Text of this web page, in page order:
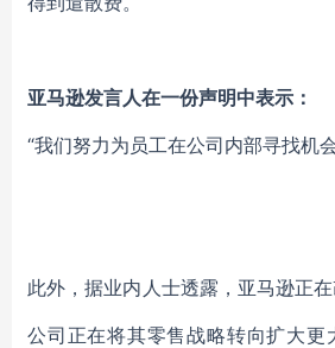
亚马逊发言人在一份声明中表示：
“我们努力为员工在公司内部寻找机
此外，据业内人士透露，亚马逊正
公司正在将其零售战略转向扩大更